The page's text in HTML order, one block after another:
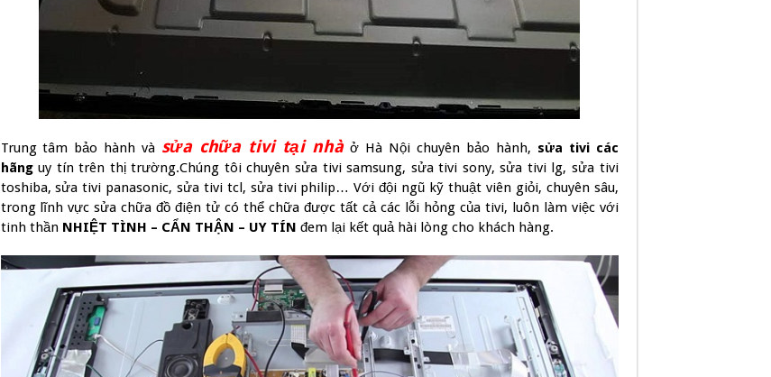
Trung tâm bảo hành và sửa chữa tivi tại nhà ở Hà Nội chuyên bảo hành, sửa tivi các
hãnguy tín trên thị trường.Chúng tôi chuyên sửa tivi samsung, sửa tivi sony, sửa tivi lg, sửa tivi
toshiba, sửa tivi panasonic, sửa tivi tcl, sửa tivi philip… Với đội ngũ kỹ thuật viên giỏi, chuyên sâu,
trong lĩnh vực sửa chữa đồ điện tử có thể chữa được tất cả các lỗi hỏng của tivi, luôn làm việc với
tinh thần NHIỆT TÌNH – CẨN THẬN – UY TÍN đem lại kết quả hài lòng cho khách hàng.